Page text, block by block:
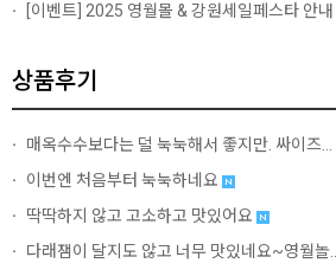
[이벤트] 2025 영월몰 & 강원세일페스타 안내
상품후기
매옥수수보다는 덜 눅눅해서 좋지만. 싸이즈...
이번엔 처음부터 눅눅하네요
딱딱하지 않고 고소하고 맛있어요
다래잼이 달지도 않고 너무 맛있네요~영월놀...